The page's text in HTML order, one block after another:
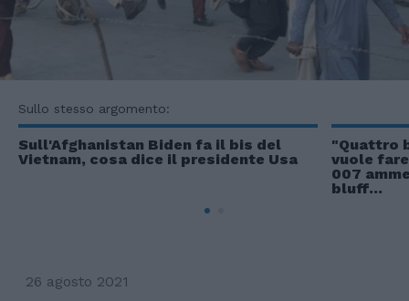
Sullo stesso argomento:
Sull'Afghanistan Biden fa il bis del
Vietnam, cosa dice il presidente Usa
"Quattro
vuole
007
bluff...
26 agosto 2021